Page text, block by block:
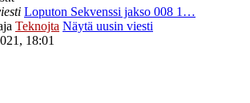
Loputon Sekvenssi jakso 008 1…
Teknojta Näytä uusin viesti
18:01